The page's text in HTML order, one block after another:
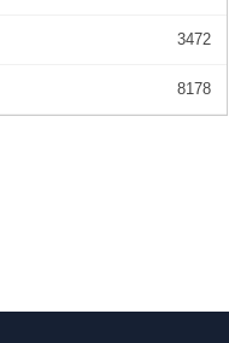
3472
8178